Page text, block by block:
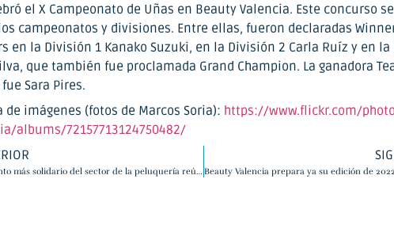
el X Campeonato de Uñas en Beauty Valencia. Este concurso
campeonatos y divisiones. Entre ellas, fueron declaradas
en la División 1 Kanako Suzuki, en la División 2 Carla Ruíz y en
que también fue proclamada Grand Champion. La ganadora
Sara Pires.
de imágenes (fotos de Marcos Soria): https://www.flickr.com/
albums/72157713124750482/